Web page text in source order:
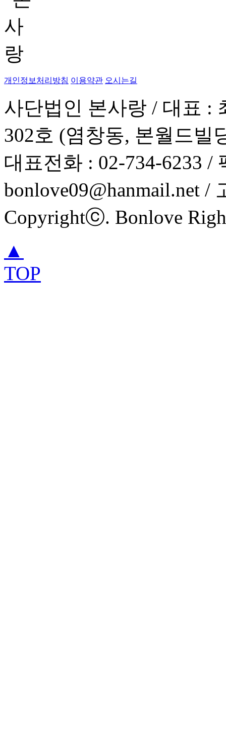
개인정보처리방침 이용약관 오시는길
사단법인 본사랑 / 대표 :
302호 (염창동, 본월드빌
대표전화 : 02-734-6233 /
bonlove09@hanmail.net /
Copyrightⓒ. Bonlove
▲
TOP